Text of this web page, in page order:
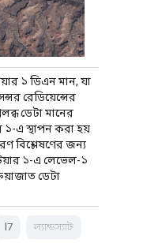
১ ডিএন মান, যা
রেডিয়েন্সের
ডেটা মানের
১-এ স্থাপন করা হয়
বিশ্লেষণের জন্য
১-এ লেভেল-১
ডেটা
l7 ল্যান্ডস্যাট